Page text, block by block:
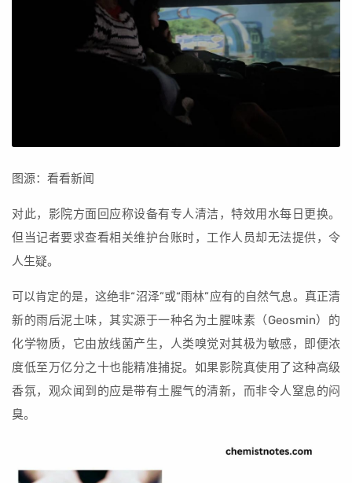
图源：看看新闻
对此，影院方面回应称设备有专人清洁，特效用水每日更换。
但当记者要求查看相关维护台账时，工作人员却无法提供，令
人生疑。
可以肯定的是，这绝非“沼泽”或“雨林”应有的自然气息。真正清
新的雨后泥土味，其实源于一种名为土腥味素（Geosmin）的
化学物质，它由放线菌产生，人类嗅觉对其极为敏感，即便浓
度低至万亿分之十也能精准捕捉。如果影院真使用了这种高级
香氛，观众闻到的应是带有土腥气的清新，而非令人窒息的闷
臭。